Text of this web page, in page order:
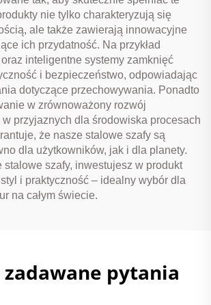
nie tylko charakteryzują się
ale także zawierają innowacyjne
ich przydatność. Na przykład
inteligentne systemy zamknięć
i bezpieczeństwo, odpowiadając
dotyczące przechowywania. Ponadto
w zrównoważony rozwój
przyjaznych dla środowiska procesach
że nasze stalowe szafy są
dla użytkowników, jak i dla planety.
stalowe szafy, inwestujesz w produkt
styl i praktyczność – idealny wybór dla
na całym świecie.
zadawane pytania